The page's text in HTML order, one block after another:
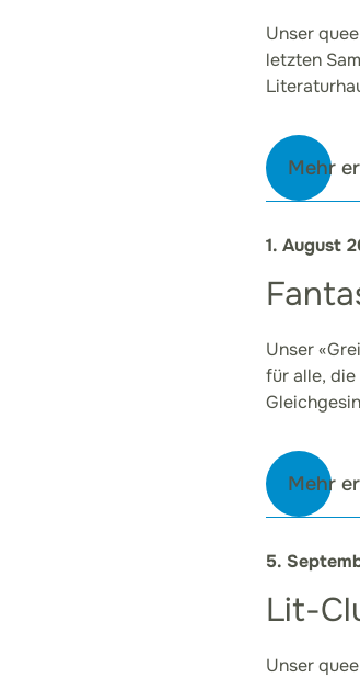
Unser
letzten
Mehr
1. August
Unser
für alle,
Mehr
5.
Lit-
Unser